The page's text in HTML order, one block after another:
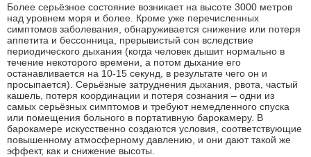
Более серьёзное состояние возникает на высоте 3000 метров
над уровнем моря и более. Кроме уже перечисленных
симптомов заболевания, обнаруживается снижение или потеря
аппетита и бессонница, прерывистый сон вследствие
периодического дыхания (когда человек дышит нормально в
течение некоторого времени, а потом дыхание его
останавливается на 10-15 секунд, в результате чего он и
просыпается). Серьёзные затруднения дыхания, рвота, частый
кашель, потеря координации и потеря сознания – одни из
самых серьёзных симптомов и требуют немедленного спуска
или помещения больного в портативную барокамеру. В
барокамере искусственно создаются условия, соответствующие
повышенному атмосферному давлению, и они дают такой же
эффект, как и снижение высоты.